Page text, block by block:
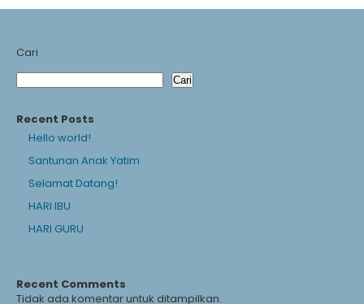
Cari
Cari
Recent Posts
Hello world!
Santunan Anak Yatim
Selamat Datang!
HARI IBU
HARI GURU
Recent Comments
Tidak ada komentar untuk ditampilkan.